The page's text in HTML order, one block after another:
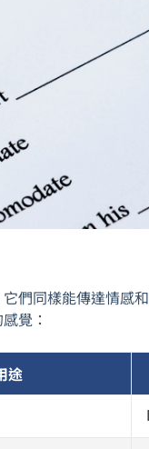
們同樣能傳達情感
覺：
途